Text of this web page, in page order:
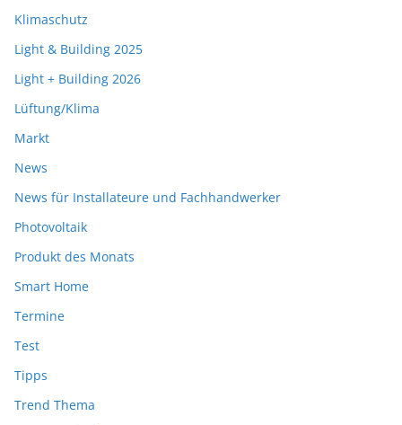
Klimaschutz
Light & Building 2025
Light + Building 2026
Lüftung/Klima
Markt
News
News für Installateure und Fachhandwerker
Photovoltaik
Produkt des Monats
Smart Home
Termine
Test
Tipps
Trend Thema